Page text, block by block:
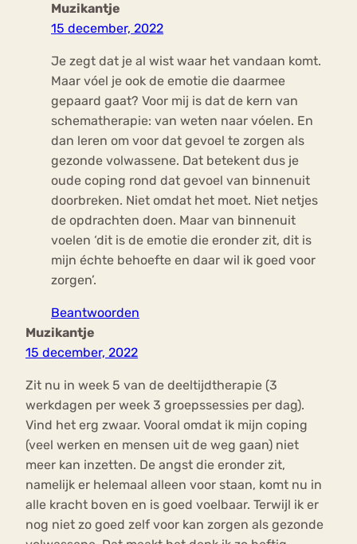
Muzikantje
15 december, 2022
Je zegt dat je al wist waar het vandaan komt.
Maar vóel je ook de emotie die daarmee
gepaard gaat? Voor mij is dat de kern van
schematherapie: van weten naar vóelen. En
dan leren om voor dat gevoel te zorgen als
gezonde volwassene. Dat betekent dus je
oude coping rond dat gevoel van binnenuit
doorbreken. Niet omdat het moet. Niet netjes
de opdrachten doen. Maar van binnenuit
voelen ‘dit is de emotie die eronder zit, dit is
mijn échte behoefte en daar wil ik goed voor
zorgen’.
Beantwoorden
Muzikantje
15 december, 2022
Zit nu in week 5 van de deeltijdtherapie (3
werkdagen per week 3 groepssessies per dag).
Vind het erg zwaar. Vooral omdat ik mijn coping
(veel werken en mensen uit de weg gaan) niet
meer kan inzetten. De angst die eronder zit,
namelijk er helemaal alleen voor staan, komt nu in
alle kracht boven en is goed voelbaar. Terwijl ik er
nog niet zo goed zelf voor kan zorgen als gezonde